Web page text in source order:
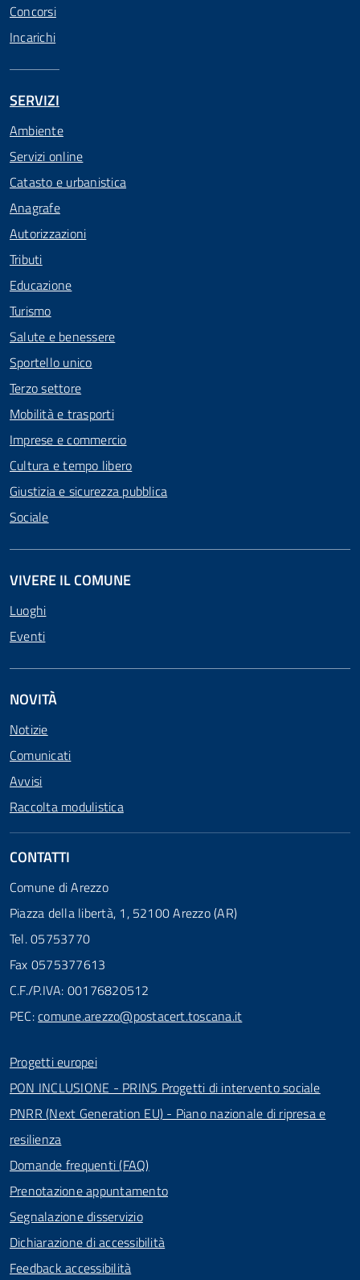
Concorsi
Incarichi
SERVIZI
Ambiente
Servizi online
Catasto e urbanistica
Anagrafe
Autorizzazioni
Tributi
Educazione
Turismo
Salute e benessere
Sportello unico
Terzo settore
Mobilità e trasporti
Imprese e commercio
Cultura e tempo libero
Giustizia e sicurezza pubblica
Sociale
VIVERE IL COMUNE
Luoghi
Eventi
NOVITÀ
Notizie
Comunicati
Avvisi
Raccolta modulistica
CONTATTI
Comune di Arezzo
Piazza della libertà, 1, 52100 Arezzo (AR)
Tel. 05753770
Fax 0575377613
C.F./P.IVA: 00176820512
PEC:comune.arezzo@postacert.toscana.it
Progetti europei
PON INCLUSIONE - PRINS Progetti di intervento sociale
PNRR (Next Generation EU) - Piano nazionale di ripresa e
resilienza
Domande frequenti (FAQ)
Prenotazione appuntamento
Segnalazione disservizio
Dichiarazione di accessibilità
Feedback accessibilità